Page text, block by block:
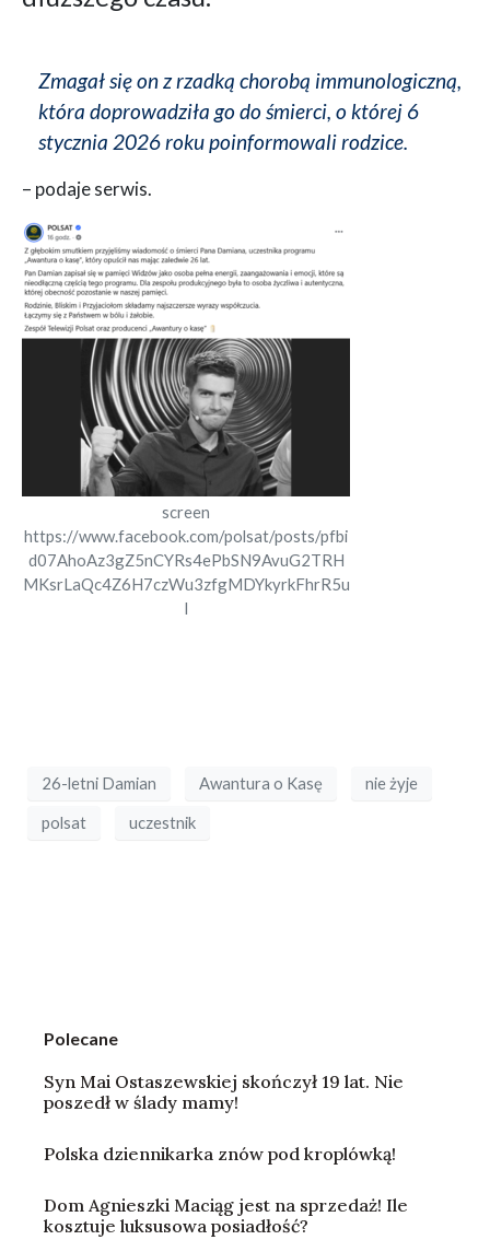
Zmagał się on z rzadką chorobą immunologiczną,
która doprowadziła go do śmierci, o której 6
stycznia 2026 roku poinformowali rodzice.
– podaje serwis.
screen
https://www.facebook.com/polsat/posts/pfbi
d07AhoAz3gZ5nCYRs4ePbSN9AvuG2TRH
MKsrLaQc4Z6H7czWu3zfgMDYkyrkFhrR5u
l
26-letni Damian Awantura o Kasę nie żyje
polsat uczestnik
Polecane
Syn Mai Ostaszewskiej skończył 19 lat. Nie
poszedł w ślady mamy!
Polska dziennikarka znów pod kroplówką!
Dom Agnieszki Maciąg jest na sprzedaż! Ile
kosztuje luksusowa posiadłość?